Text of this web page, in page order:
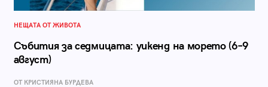
НЕЩАТА ОТ ЖИВОТА
Събития за седмицата: уикенд на морето (6–9
август)
ОТ КРИСТИЯНА БУРДЕВА